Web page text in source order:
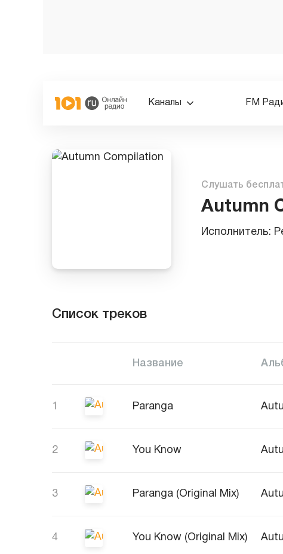
Каналы FM
Слушать
Autumn
Исполнитель:
Список треков
Название
1 Paranga
2 You Know
3 Paranga (Original Mix)
4 You Know (Original Mix)